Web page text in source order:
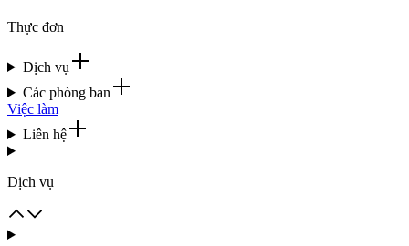
Thực đơn
Dịch vụ
Các phòng ban
Việc làm
Liên hệ
Dịch vụ